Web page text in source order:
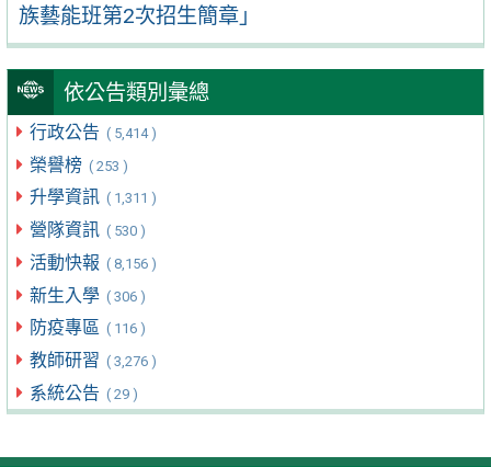
族藝能班第2次招生簡章」
依公告類別彙總
行政公告 ( 5,414 )
榮譽榜 ( 253 )
升學資訊 ( 1,311 )
營隊資訊 ( 530 )
活動快報 ( 8,156 )
新生入學 ( 306 )
防疫專區 ( 116 )
教師研習 ( 3,276 )
系統公告 ( 29 )